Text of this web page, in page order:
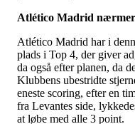
Atlético Madrid nærmer
Atlético Madrid har i
plads i Top 4, der giver
da også efter planen, da
Klubbens ubestridte
eneste scoring, efter en
fra Levantes side,
at løbe med alle 3 point.